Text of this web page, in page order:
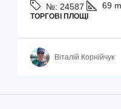
№: 24587 69
ТОРГОВІ ПЛОЩІ
Віталій Корнійчук